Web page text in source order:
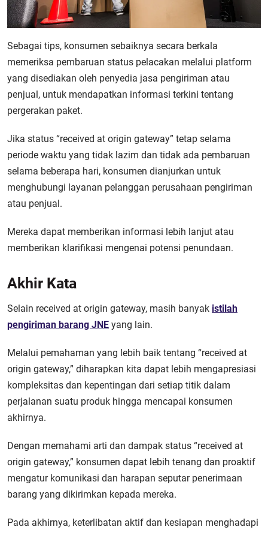
Sebagai tips, konsumen sebaiknya secara berkala
memeriksa pembaruan status pelacakan melalui platform
yang disediakan oleh penyedia jasa pengiriman atau
penjual, untuk mendapatkan informasi terkini tentang
pergerakan paket.
Jika status “received at origin gateway” tetap selama
periode waktu yang tidak lazim dan tidak ada pembaruan
selama beberapa hari, konsumen dianjurkan untuk
menghubungi layanan pelanggan perusahaan pengiriman
atau penjual.
Mereka dapat memberikan informasi lebih lanjut atau
memberikan klarifikasi mengenai potensi penundaan.
Akhir Kata
Selain received at origin gateway, masih banyak istilah
pengiriman barang JNE yang lain.
Melalui pemahaman yang lebih baik tentang “received at
origin gateway,” diharapkan kita dapat lebih mengapresiasi
kompleksitas dan kepentingan dari setiap titik dalam
perjalanan suatu produk hingga mencapai konsumen
akhirnya.
Dengan memahami arti dan dampak status “received at
origin gateway,” konsumen dapat lebih tenang dan proaktif
mengatur komunikasi dan harapan seputar penerimaan
barang yang dikirimkan kepada mereka.
Pada akhirnya, keterlibatan aktif dan kesiapan menghadapi